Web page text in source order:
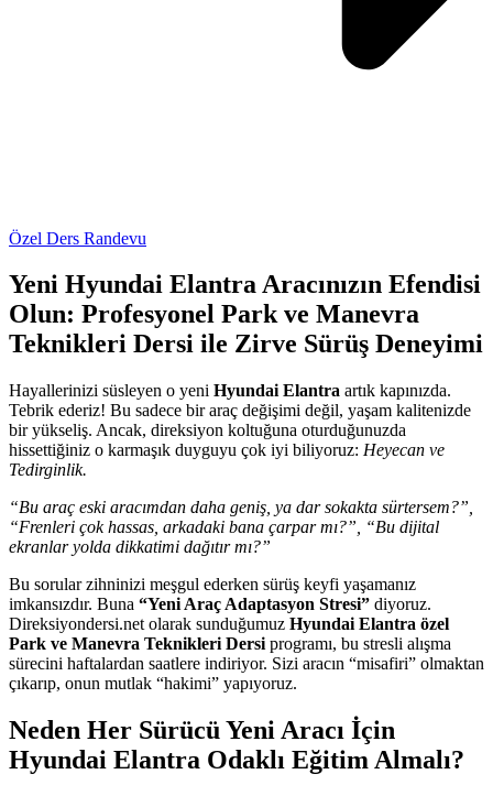
Özel Ders Randevu
Yeni Hyundai Elantra Aracınızın Efendisi
Olun: Profesyonel Park ve Manevra
Teknikleri Dersi ile Zirve Sürüş Deneyimi
Hayallerinizi süsleyen o yeni Hyundai Elantra artık kapınızda.
Tebrik ederiz! Bu sadece bir araç değişimi değil, yaşam kalitenizde
bir yükseliş. Ancak, direksiyon koltuğuna oturduğunuzda
hissettiğiniz o karmaşık duyguyu çok iyi biliyoruz: Heyecan ve
Tedirginlik.
“Bu araç eski aracımdan daha geniş, ya dar sokakta sürtersem?”,
“Frenleri çok hassas, arkadaki bana çarpar mı?”, “Bu dijital
ekranlar yolda dikkatimi dağıtır mı?”
Bu sorular zihninizi meşgul ederken sürüş keyfi yaşamanız
imkansızdır. Buna “Yeni Araç Adaptasyon Stresi” diyoruz.
Direksiyondersi.net olarak sunduğumuz Hyundai Elantra özel
Park ve Manevra Teknikleri Dersi programı, bu stresli alışma
sürecini haftalardan saatlere indiriyor. Sizi aracın “misafiri” olmaktan
çıkarıp, onun mutlak “hakimi” yapıyoruz.
Neden Her Sürücü Yeni Aracı İçin
Hyundai Elantra Odaklı Eğitim Almalı?